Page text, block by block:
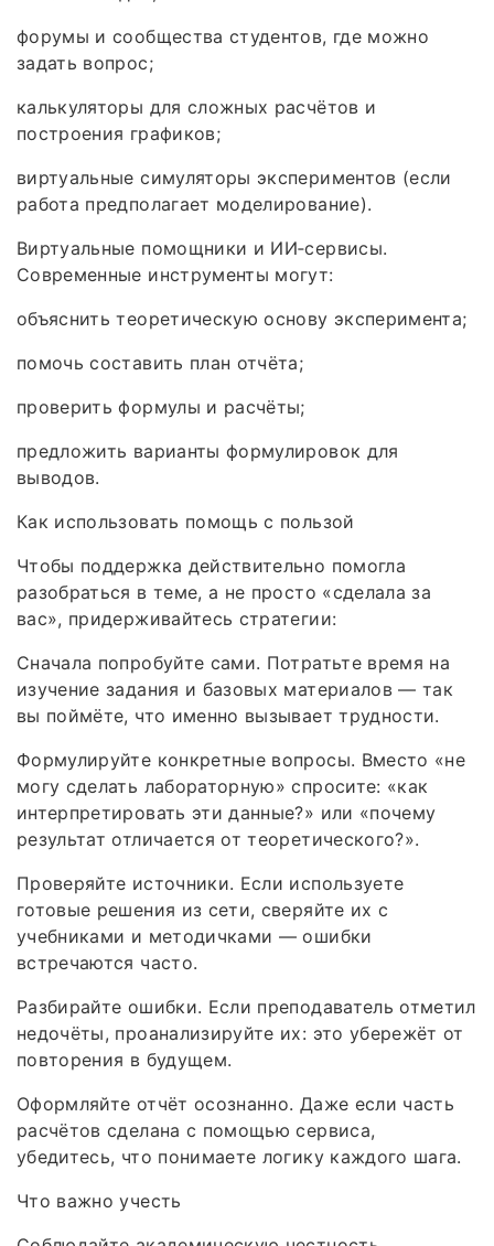
форумы и сообщества студентов, где можно
задать вопрос;
калькуляторы для сложных расчётов и
построения графиков;
виртуальные симуляторы экспериментов (если
работа предполагает моделирование).
Виртуальные помощники и ИИ‑сервисы.
Современные инструменты могут:
объяснить теоретическую основу эксперимента;
помочь составить план отчёта;
проверить формулы и расчёты;
предложить варианты формулировок для
выводов.
Как использовать помощь с пользой
Чтобы поддержка действительно помогла
разобраться в теме, а не просто «сделала за
вас», придерживайтесь стратегии:
Сначала попробуйте сами. Потратьте время на
изучение задания и базовых материалов — так
вы поймёте, что именно вызывает трудности.
Формулируйте конкретные вопросы. Вместо «не
могу сделать лабораторную» спросите: «как
интерпретировать эти данные?» или «почему
результат отличается от теоретического?».
Проверяйте источники. Если используете
готовые решения из сети, сверяйте их с
учебниками и методичками — ошибки
встречаются часто.
Разбирайте ошибки. Если преподаватель отметил
недочёты, проанализируйте их: это убережёт от
повторения в будущем.
Оформляйте отчёт осознанно. Даже если часть
расчётов сделана с помощью сервиса,
убедитесь, что понимаете логику каждого шага.
Что важно учесть